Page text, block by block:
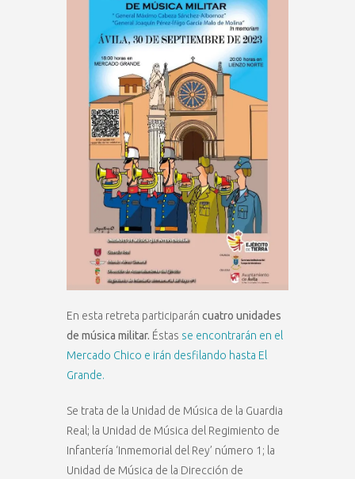
En esta retreta participarán cuatro unidades
de música militar. Éstas se encontrarán en el
Mercado Chico e irán desfilando hasta El
Grande.
Se trata de la Unidad de Música de la Guardia
Real; la Unidad de Música del Regimiento de
Infantería ‘Inmemorial del Rey’ número 1; la
Unidad de Música de la Dirección de